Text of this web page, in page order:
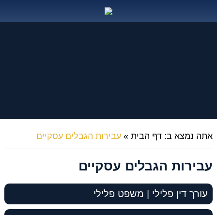
אתה נמצא ב: דף הבית» עבירות הגבלים עסקיים
עבירות הגבלים עסקיים
עורך דין פלילי | משפט פלילי